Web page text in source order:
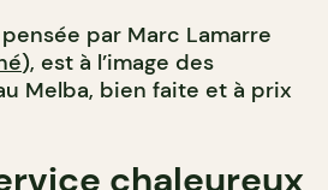
par Marc Lamarre
), est à l’image des
Melba, bien faite et à prix
chaleureux